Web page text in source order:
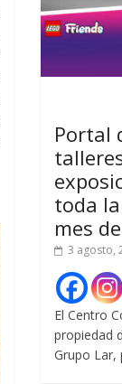
Portal
toda
mes
3 agosto,
El Centro
propiedad
Grupo Lar,